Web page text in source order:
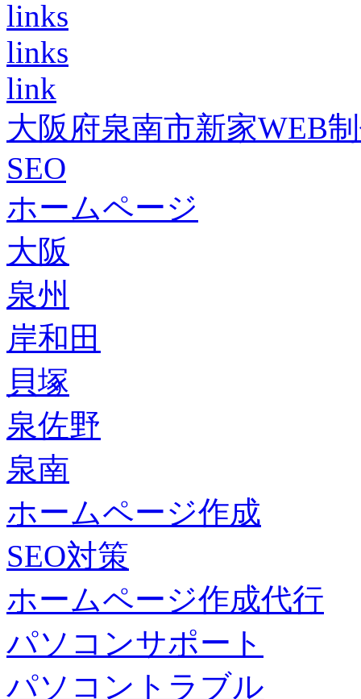
links
links
link
大阪府泉南市新家WEB
SEO
ホームページ
大阪
泉州
岸和田
貝塚
泉佐野
泉南
ホームページ作成
SEO対策
ホームページ作成代行
パソコンサポート
パソコントラブル